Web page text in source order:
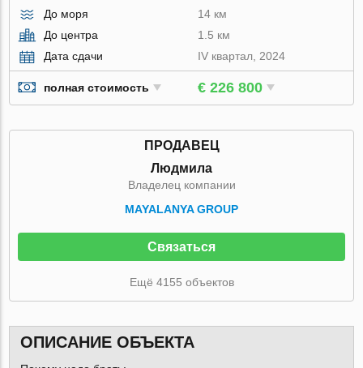
До моря
14 км
До центра
1.5 км
Дата сдачи
IV квартал, 2024
полная стоимость € 226 800
ПРОДАВЕЦ
Людмила
Владелец компании
MAYALANYA GROUP
Связаться
Ещё 4155 объектов
ОПИСАНИЕ ОБЪЕКТА